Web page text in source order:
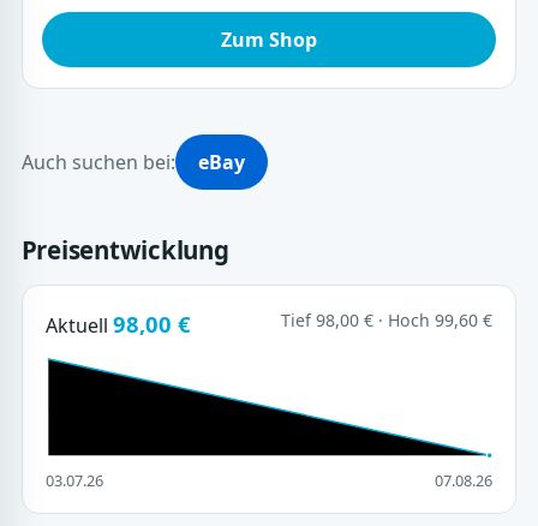
Zum Shop
Auch suchen bei: eBay
Preisentwicklung
Aktuell 98,00 € Tief 98,00 € · Hoch 99,60 €
03.07.26 07.08.26